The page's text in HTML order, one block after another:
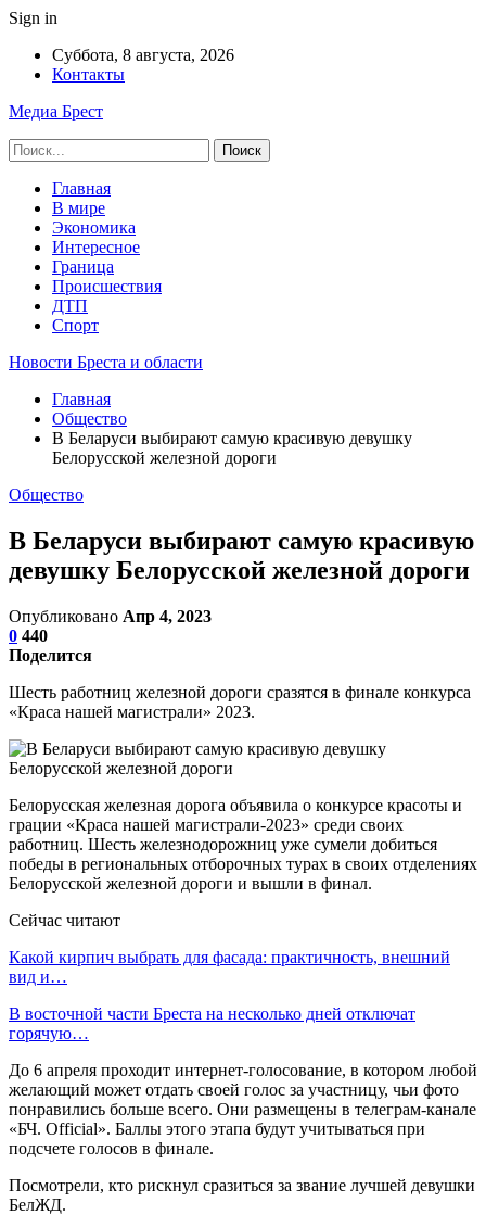
Sign in
Суббота, 8 августа, 2026
Контакты
Медиа Брест
Главная
В мире
Экономика
Интересное
Граница
Происшествия
ДТП
Спорт
Новости Бреста и области
Главная
Общество
В Беларуси выбирают самую красивую девушку
Белорусской железной дороги
Общество
В Беларуси выбирают самую красивую
девушку Белорусской железной дороги
Опубликовано Апр 4, 2023
0 440
Поделится
Шесть работниц железной дороги сразятся в финале конкурса
«Краса нашей магистрали» 2023.
Белорусская железная дорога объявила о конкурсе красоты и
грации «Краса нашей магистрали-2023» среди своих
работниц. Шесть железнодорожниц уже сумели добиться
победы в региональных отборочных турах в своих отделениях
Белорусской железной дороги и вышли в финал.
Сейчас читают
Какой кирпич выбрать для фасада: практичность, внешний
вид и…
В восточной части Бреста на несколько дней отключат
горячую…
До 6 апреля проходит интернет-голосование, в котором любой
желающий может отдать своей голос за участницу, чьи фото
понравились больше всего. Они размещены в телеграм-канале
«БЧ. Official». Баллы этого этапа будут учитываться при
подсчете голосов в финале.
Посмотрели, кто рискнул сразиться за звание лучшей девушки
БелЖД.